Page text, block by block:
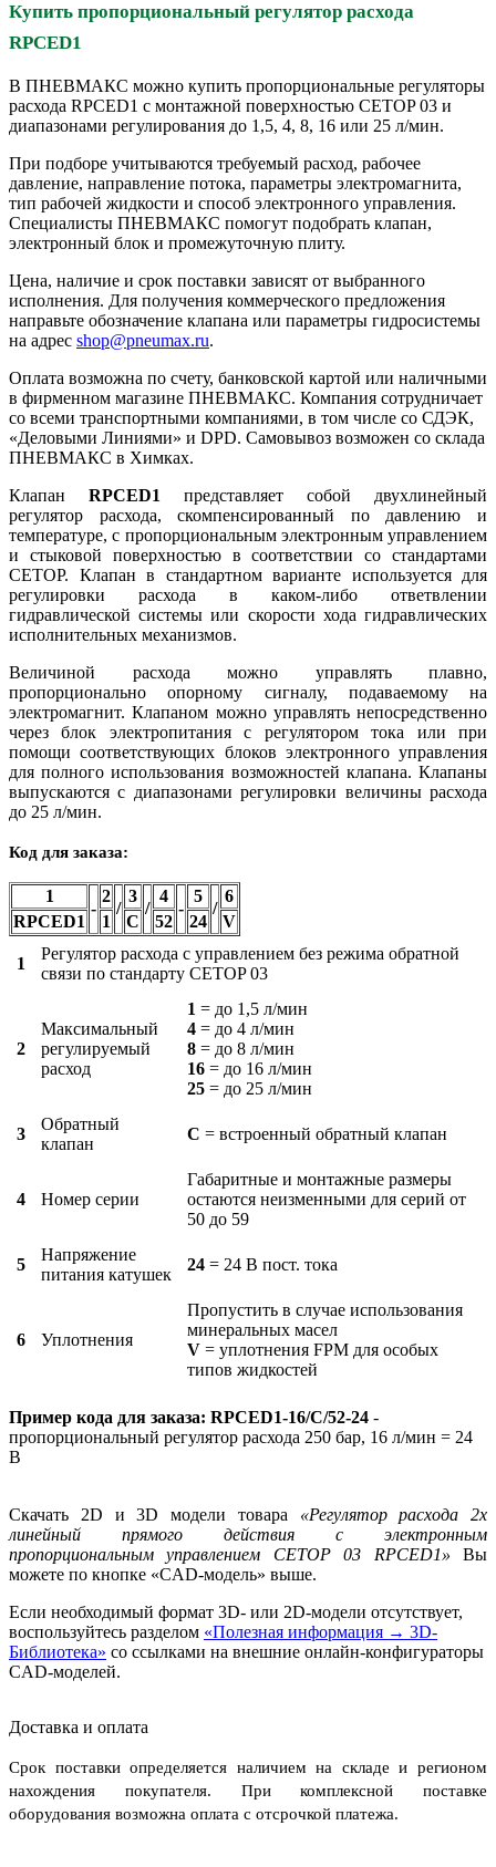
Купить пропорциональный регулятор расхода
RPCED1
В ПНЕВМАКС можно купить пропорциональные регуляторы
расхода RPCED1 с монтажной поверхностью CETOP 03 и
диапазонами регулирования до 1,5, 4, 8, 16 или 25 л/мин.
При подборе учитываются требуемый расход, рабочее
давление, направление потока, параметры электромагнита,
тип рабочей жидкости и способ электронного управления.
Специалисты ПНЕВМАКС помогут подобрать клапан,
электронный блок и промежуточную плиту.
Цена, наличие и срок поставки зависят от выбранного
исполнения. Для получения коммерческого предложения
направьте обозначение клапана или параметры гидросистемы
на адрес shop@pneumax.ru.
Оплата возможна по счету, банковской картой или наличными
в фирменном магазине ПНЕВМАКС. Компания сотрудничает
со всеми транспортными компаниями, в том числе со СДЭК,
«Деловыми Линиями» и DPD. Самовывоз возможен со склада
ПНЕВМАКС в Химках.
Клапан RPCED1
представляет собой двухлинейный
регулятор расхода, скомпенсированный по давлению и
температуре, с пропорциональным электронным управлением
и стыковой поверхностью в соответствии со стандартами
СЕТОР. Клапан в стандартном варианте используется для
регулировки расхода в каком-либо ответвлении
гидравлической системы или скорости хода гидравлических
исполнительных механизмов.
Величиной расхода можно управлять плавно,
пропорционально опорному сигналу, подаваемому на
электромагнит. Клапаном можно управлять непосредственно
через блок электропитания с регулятором тока или при
помощи соответствующих блоков электронного управления
для полного использования возможностей клапана. Клапаны
выпускаются с диапазонами регулировки величины расхода
до 25 л/мин.
Код для заказа:
1
-
2
/
3
/
4
-
5
/
6
RPCED1
1 C 52 24 V
1
Регулятор расхода с управлением без режима обратной
связи по стандарту CETOP 03
2
Максимальный
регулируемый
расход
1 = до 1,5 л/мин
4 = до 4 л/мин
8 = до 8 л/мин
16 = до 16 л/мин
25 = до 25 л/мин
3
Обратный
клапан
С = встроенный обратный клапан
4 Номер серии
Габаритные и монтажные размеры
остаются неизменными для серий от
50 до 59
5
Напряжение
питания катушек
24 = 24 В пост. тока
6 Уплотнения
Пропустить в случае использования
минеральных масел
V = уплотнения FPM для особых
типов жидкостей
Пример кода для заказа: RPCED1-16/C/52-24 -
пропорциональный регулятор расхода 250 бар, 16 л/мин = 24
В
Скачать 2D и 3D модели товара «Регулятор расхода 2х
линейный прямого действия с электронным
пропорциональным управлением CETOP 03 RPCED1» Вы
можете по кнопке «CAD-модель» выше.
Если необходимый формат 3D- или 2D-модели отсутствует,
воспользуйтесь разделом «Полезная информация → 3D-
Библиотека» со ссылками на внешние онлайн-конфигураторы
CAD-моделей.
Доставка и оплата
Срок поставки определяется наличием на складе и регионом
нахождения покупателя. При комплексной поставке
оборудования возможна оплата с отсрочкой платежа.